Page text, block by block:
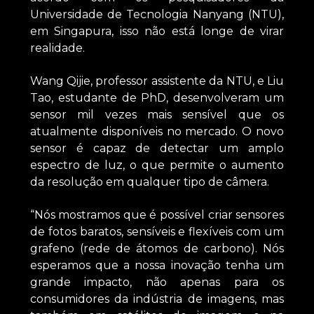
Universidade de Tecnologia Nanyang (NTU),
em Singapura, isso não está longe de virar
realidade.
Wang Qijie, professor assistente da NTU, e Liu
Tao, estudante de PhD, desenvolveram um
sensor mil vezes mais sensível que os
atualmente disponíveis no mercado. O novo
sensor é capaz de detectar um amplo
espectro de luz, o que permite o aumento
da resolução em qualquer tipo de câmera.
“Nós mostramos que é possível criar sensores
de fotos baratos, sensíveis e flexíveis com um
grafeno (rede de átomos de carbono). Nós
esperamos que a nossa inovação tenha um
grande impacto, não apenas para os
consumidores da indústria de imagens, mas